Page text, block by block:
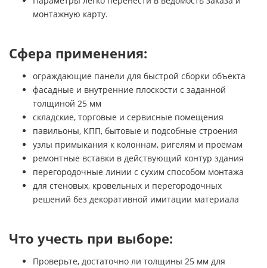
монтажную карту.
Сфера применения:
ограждающие панели для быстрой сборки объекта
фасадные и внутренние плоскости с заданной
толщиной 25 мм
складские, торговые и сервисные помещения
павильоны, КПП, бытовые и подсобные строения
узлы примыкания к колоннам, ригелям и проёмам
ремонтные вставки в действующий контур здания
перегородочные линии с сухим способом монтажа
для стеновых, кровельных и перегородочных
решений без декоративной имитации материала
Что учесть при выборе:
Проверьте, достаточно ли толщины 25 мм для